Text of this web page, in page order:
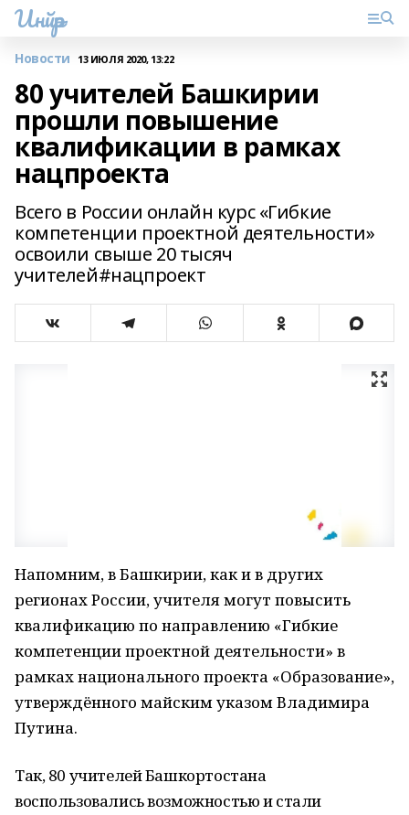
Инйәр
Новости 13 ИЮЛЯ 2020, 13:22
80 учителей Башкирии
прошли повышение
квалификации в рамках
нацпроекта
Всего в России онлайн курс «Гибкие
компетенции проектной деятельности»
освоили свыше 20 тысяч
учителей#нацпроект
Напомним, в Башкирии, как и в других
регионах России, учителя могут повысить
квалификацию по направлению «Гибкие
компетенции проектной деятельности» в
рамках национального проекта «Образование»,
утверждённого майским указом Владимира
Путина.
Так, 80 учителей Башкортостана
воспользовались возможностью и стали